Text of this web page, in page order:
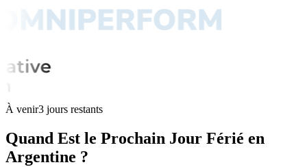
À venir3 jours restants
Quand Est le Prochain Jour Férié en
Argentine ?